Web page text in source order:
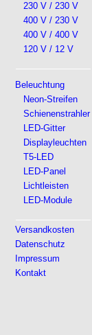
230 V / 230 V
400 V / 230 V
400 V / 400 V
120 V / 12 V
Beleuchtung
Neon-Streifen
Schienenstrahler
LED-Gitter
Displayleuchten
T5-LED
LED-Panel
Lichtleisten
LED-Module
Versandkosten
Datenschutz
Impressum
Kontakt